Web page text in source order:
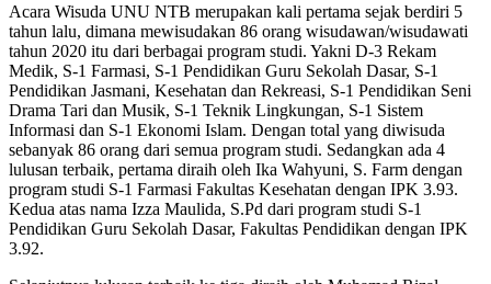
Acara Wisuda UNU NTB merupakan kali pertama sejak berdiri 5
tahun lalu, dimana mewisudakan 86 orang wisudawan/wisudawati
tahun 2020 itu dari berbagai program studi. Yakni D-3 Rekam
Medik, S-1 Farmasi, S-1 Pendidikan Guru Sekolah Dasar, S-1
Pendidikan Jasmani, Kesehatan dan Rekreasi, S-1 Pendidikan Seni
Drama Tari dan Musik, S-1 Teknik Lingkungan, S-1 Sistem
Informasi dan S-1 Ekonomi Islam. Dengan total yang diwisuda
sebanyak 86 orang dari semua program studi. Sedangkan ada 4
lulusan terbaik, pertama diraih oleh Ika Wahyuni, S. Farm dengan
program studi S-1 Farmasi Fakultas Kesehatan dengan IPK 3.93.
Kedua atas nama Izza Maulida, S.Pd dari program studi S-1
Pendidikan Guru Sekolah Dasar, Fakultas Pendidikan dengan IPK
3.92.